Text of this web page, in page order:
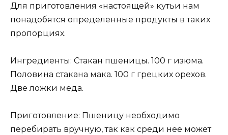
Для приготовления «настоящей» кутьи нам
понадобятся определенные продукты в таких
пропорциях.
Ингредиенты: Стакан пшеницы. 100 г изюма.
Половина стакана мака. 100 г грецких орехов.
Две ложки меда.
Приготовление: Пшеницу необходимо
перебирать вручную, так как среди нее может